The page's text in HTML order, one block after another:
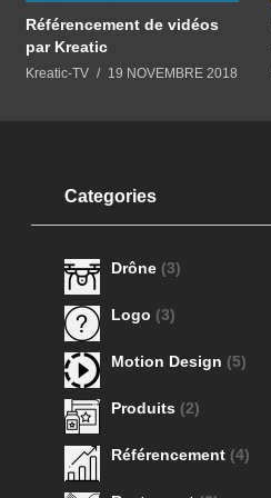
Référencement de vidéos
par Kreatic
Kreatic-TV 19 NOVEMBRE 2018
Categories
Drône (3)
Logo (3)
Motion Design (5)
Produits (2)
Référencement (4)